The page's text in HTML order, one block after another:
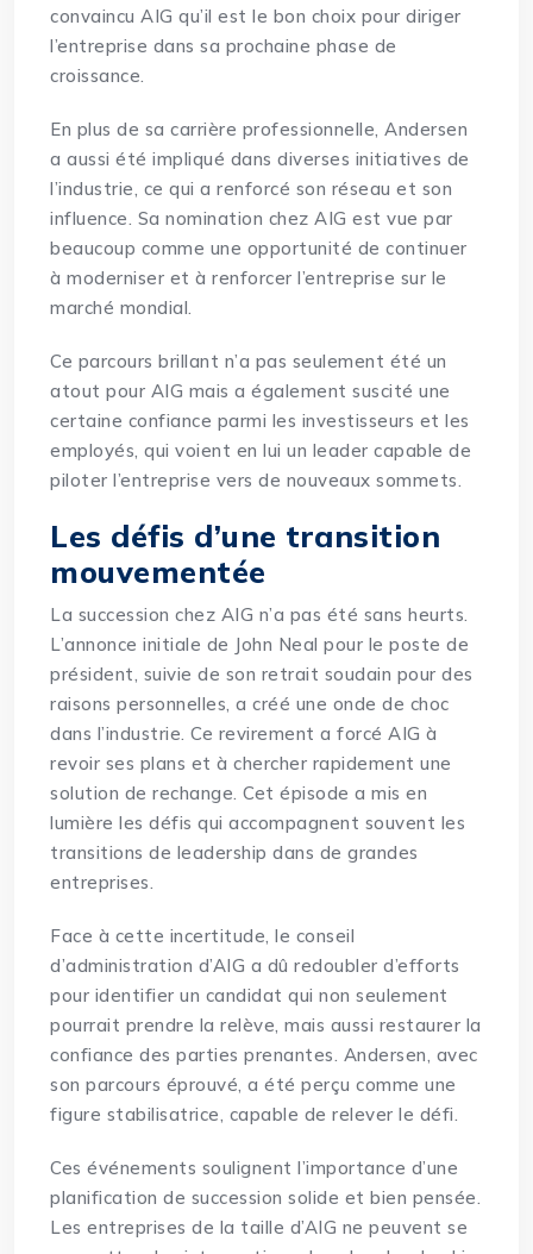
convaincu AIG qu’il est le bon choix pour diriger
l’entreprise dans sa prochaine phase de
croissance.
En plus de sa carrière professionnelle, Andersen
a aussi été impliqué dans diverses initiatives de
l’industrie, ce qui a renforcé son réseau et son
influence. Sa nomination chez AIG est vue par
beaucoup comme une opportunité de continuer
à moderniser et à renforcer l’entreprise sur le
marché mondial.
Ce parcours brillant n’a pas seulement été un
atout pour AIG mais a également suscité une
certaine confiance parmi les investisseurs et les
employés, qui voient en lui un leader capable de
piloter l’entreprise vers de nouveaux sommets.
Les défis d’une transition
mouvementée
La succession chez AIG n’a pas été sans heurts.
L’annonce initiale de John Neal pour le poste de
président, suivie de son retrait soudain pour des
raisons personnelles, a créé une onde de choc
dans l’industrie. Ce revirement a forcé AIG à
revoir ses plans et à chercher rapidement une
solution de rechange. Cet épisode a mis en
lumière les défis qui accompagnent souvent les
transitions de leadership dans de grandes
entreprises.
Face à cette incertitude, le conseil
d’administration d’AIG a dû redoubler d’efforts
pour identifier un candidat qui non seulement
pourrait prendre la relève, mais aussi restaurer la
confiance des parties prenantes. Andersen, avec
son parcours éprouvé, a été perçu comme une
figure stabilisatrice, capable de relever le défi.
Ces événements soulignent l’importance d’une
planification de succession solide et bien pensée.
Les entreprises de la taille d’AIG ne peuvent se